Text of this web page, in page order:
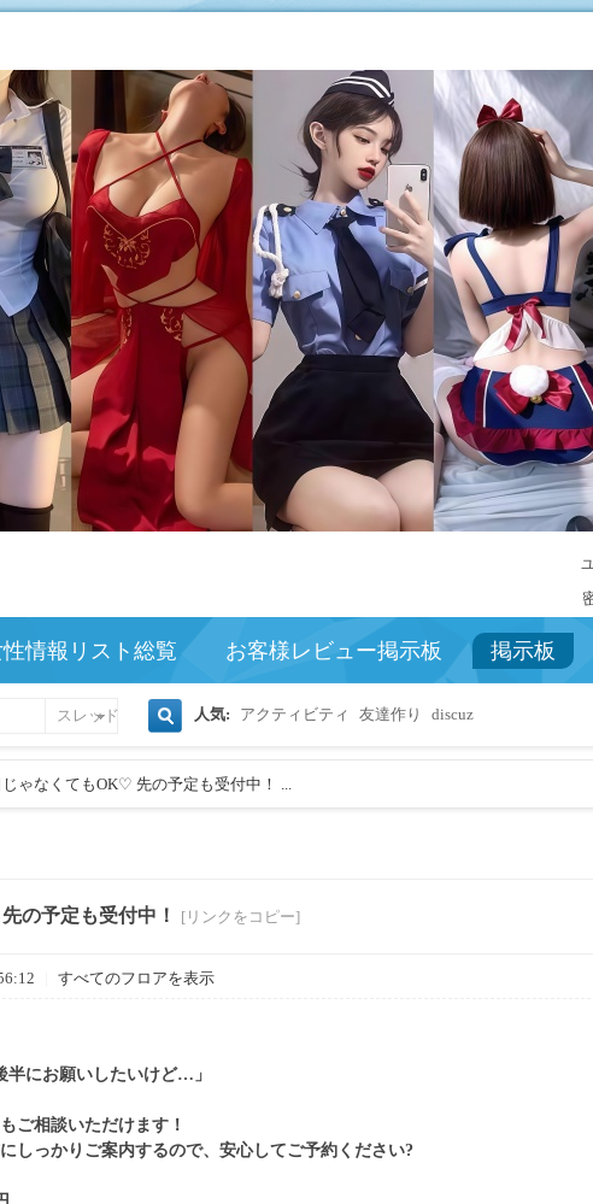
情報リスト総覧 お客様レビュー掲示板 掲示板
スレッド 人気: アクティビティ 友達作り discuz
ゃなくてもOK♡ 先の予定も受付中！ ...
の予定も受付中！ [リンクをコピー]
すべてのフロアを表示
半にお願いしたいけど…」
ご相談いただけます！
しっかりご案内するので、安心してご予約ください?